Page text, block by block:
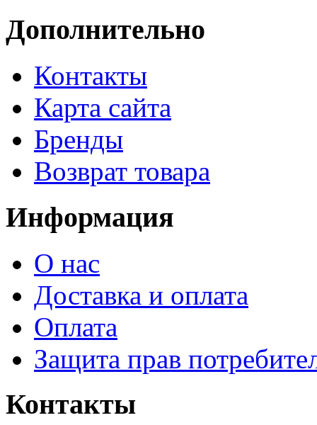
Дополнительно
Контакты
Карта сайта
Бренды
Возврат товара
Информация
О нас
Доставка и оплата
Оплата
Защита прав
Контакты